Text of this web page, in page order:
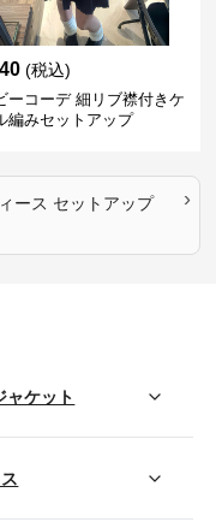
(税込)
ーコーデ 細リブ襟付きケ
編みセットアップ
ース セットアップ
›
ャケット